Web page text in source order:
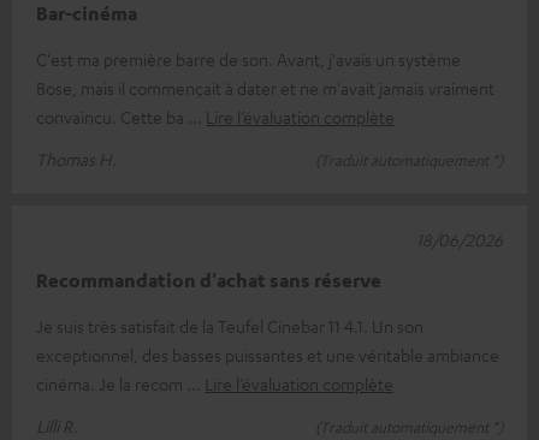
Bar-cinéma
C'est ma première barre de son. Avant, j'avais un système
Bose, mais il commençait à dater et ne m'avait jamais vraiment
convaincu. Cette ba
Lire l’évaluation complète
Thomas H.
(Traduit automatiquement *)
Recommandation d'achat sans réserve
Je suis très satisfait de la Teufel Cinebar 11 4.1. Un son
exceptionnel, des basses puissantes et une véritable ambiance
cinéma. Je la recom
Lire l’évaluation complète
Lilli R.
(Traduit automatiquement *)
18/06/2026